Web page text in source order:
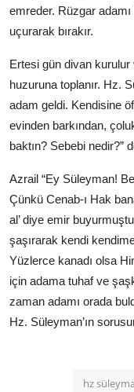
emreder. Rüzgar
uçurarak bırakır.
Ertesi gün divan
huzuruna toplanır. Hz.
adam geldi. Kendisine
evinden barkından,
baktın? Sebebi nedir?”
Azrail “Ey Süleyman!
Çünkü Cenab-ı Hak
al’ diye emir
şaşırarak kendi
Yüzlerce kanadı olsa
için adama tuhaf ve
zaman adamı orada
Hz. Süleyman’ın
hz